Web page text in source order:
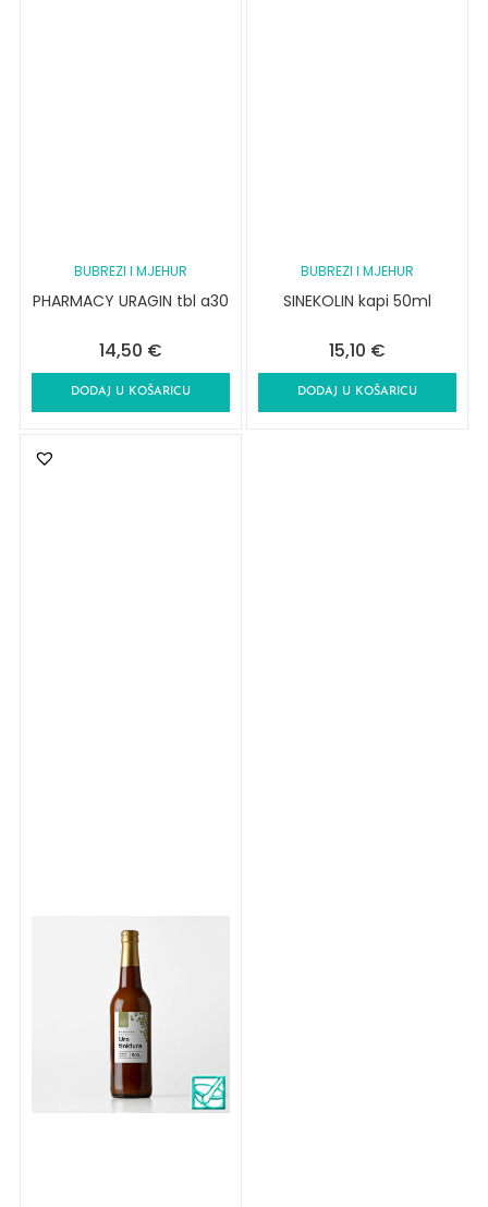
BUBREZI I MJEHUR
PHARMACY URAGIN tbl a30
14,50 €
DODAJ U KOŠARICU
BUBREZI I MJEHUR
SINEKOLIN kapi 50ml
15,10 €
DODAJ U KOŠARICU